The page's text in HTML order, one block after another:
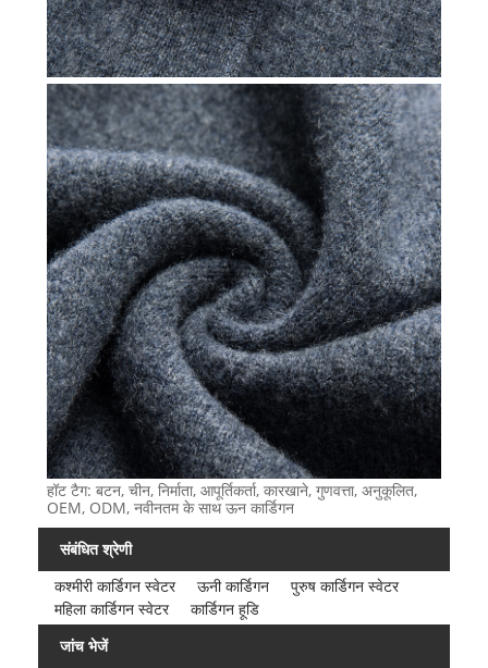
हॉट टैग: बटन, चीन, निर्माता, आपूर्तिकर्ता, कारखाने, गुणवत्ता, अनुकूलित,
OEM, ODM, नवीनतम के साथ ऊन कार्डिगन
संबंधित श्रेणी
कश्मीरी कार्डिगन स्वेटर
ऊनी कार्डिगन
पुरुष कार्डिगन स्वेटर
महिला कार्डिगन स्वेटर
कार्डिगन हूडि
जांच भेजें